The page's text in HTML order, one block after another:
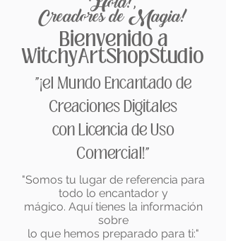
Creadores de Magia!
Bienvenido a
WitchyArtShopStudio
"¡el Mundo Encantado de
Creaciones Digitales
con Licencia de Uso
Comercial!"
"Somos tu lugar de referencia para
todo lo encantador y
mágico. Aquí tienes la información
sobre
lo que hemos preparado para ti:"